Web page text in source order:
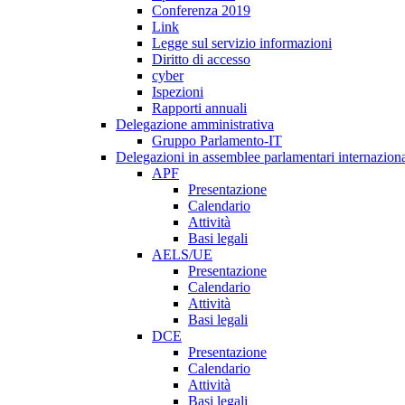
Conferenza 2019
Link
Legge sul servizio informazioni
Diritto di accesso
cyber
Ispezioni
Rapporti annuali
Delegazione amministrativa
Gruppo Parlamento-IT
Delegazioni in assemblee parlamentari
APF
Presentazione
Calendario
Attività
Basi legali
AELS/UE
Presentazione
Calendario
Attività
Basi legali
DCE
Presentazione
Calendario
Attività
Basi legali